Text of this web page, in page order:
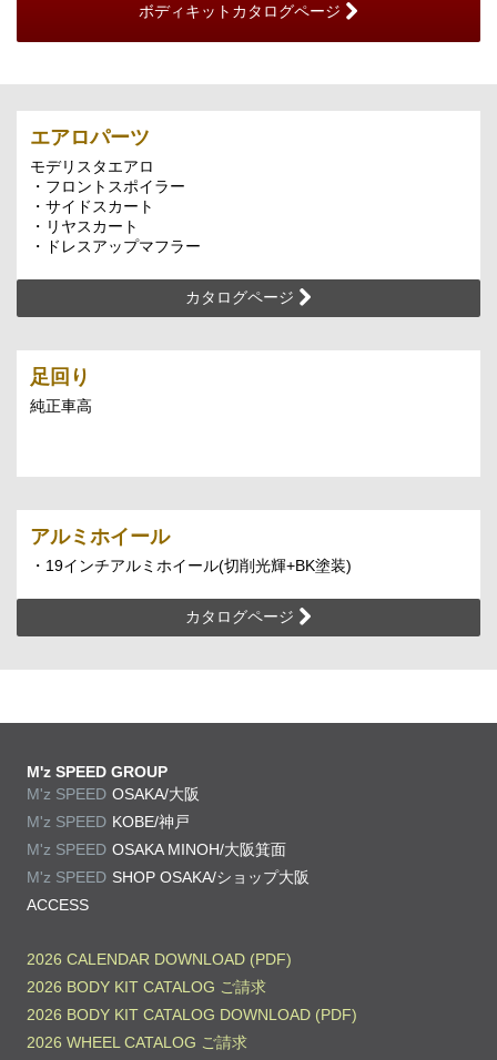
ボディキットカタログページ
エアロパーツ
モデリスタエアロ
・フロントスポイラー
・サイドスカート
・リヤスカート
・ドレスアップマフラー
カタログページ
足回り
純正車高
アルミホイール
・19インチアルミホイール(切削光輝+BK塗装)
カタログページ
M'z SPEED GROUP
M'z SPEED OSAKA/大阪
M'z SPEED KOBE/神戸
M'z SPEED OSAKA MINOH/大阪箕面
M'z SPEED SHOP OSAKA/ショップ大阪
ACCESS
2026 CALENDAR DOWNLOAD (PDF)
2026 BODY KIT CATALOG ご請求
2026 BODY KIT CATALOG DOWNLOAD (PDF)
2026 WHEEL CATALOG ご請求